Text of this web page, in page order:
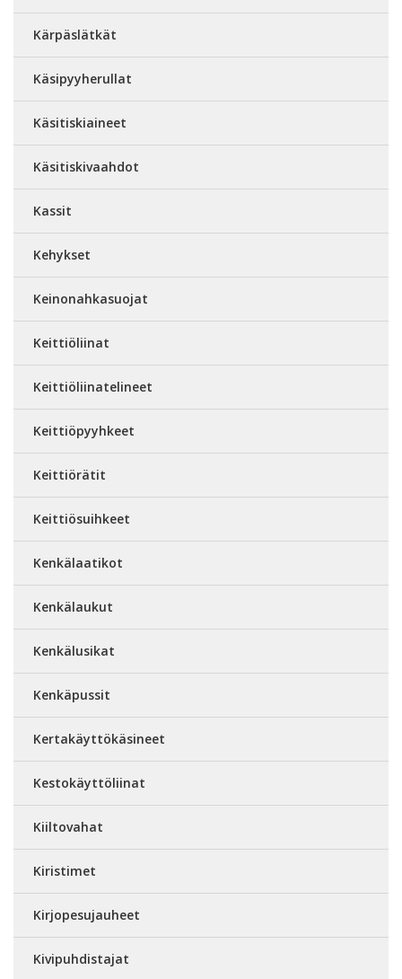
Kärpäslätkät
Käsipyyherullat
Käsitiskiaineet
Käsitiskivaahdot
Kassit
Kehykset
Keinonahkasuojat
Keittiöliinat
Keittiöliinatelineet
Keittiöpyyhkeet
Keittiörätit
Keittiösuihkeet
Kenkälaatikot
Kenkälaukut
Kenkälusikat
Kenkäpussit
Kertakäyttökäsineet
Kestokäyttöliinat
Kiiltovahat
Kiristimet
Kirjopesujauheet
Kivipuhdistajat